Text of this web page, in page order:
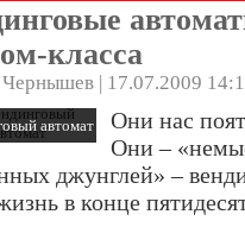
класса
Чернышев | 17.07.2009
автомат
Они нас
Они –
джунглей» –
в конце